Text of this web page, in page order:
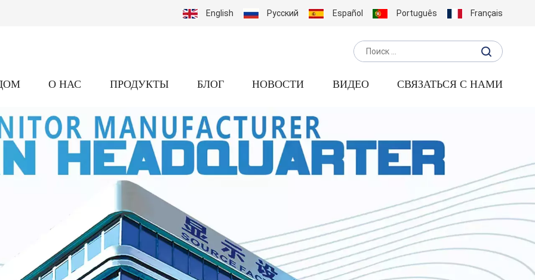
English Русский Español Português Français
О НАС ПРОДУКТЫ БЛОГ НОВОСТИ ВИДЕО СВЯЗАТЬСЯ С НАМИ